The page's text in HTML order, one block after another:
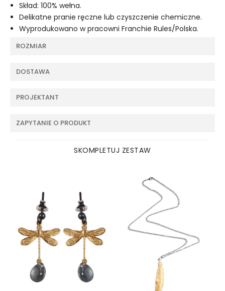
Skład: 100% wełna.
Delikatne pranie ręczne lub czyszczenie chemiczne.
Wyprodukowano w pracowni Franchie Rules/Polska.
ROZMIAR
DOSTAWA
PROJEKTANT
ZAPYTANIE O PRODUKT
SKOMPLETUJ ZESTAW